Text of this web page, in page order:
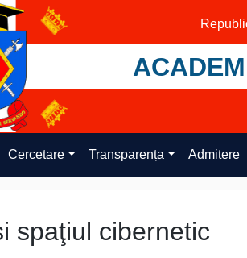
Cercetare Transparența Admitere
spaţiul cibernetic